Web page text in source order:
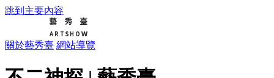
跳到主要內容
關於藝秀臺 網站導覽